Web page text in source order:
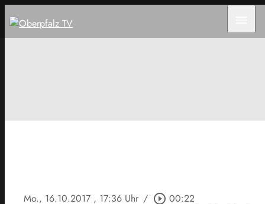
Mo., 16.10.2017 , 17:36 Uhr / play_circle_outline 00:22